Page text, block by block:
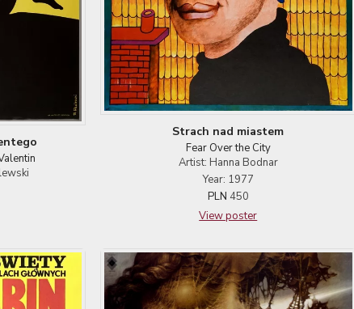
Strach nad miastem
Fear Over the City
Artist: Hanna Bodnar
Year: 1977
PLN 450
View poster